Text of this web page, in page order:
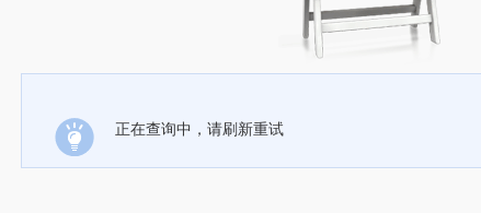
正在查询中，请刷新重试